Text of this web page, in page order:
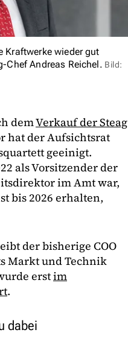
Kraftwerke wieder gut
Chef Andreas Reichel. Bild:
demVerkauf der Steag
hat der Aufsichtsrat
geeinigt.
als Vorsitzender der
im Amt war,
bis 2026 erhalten,
der bisherige COO
Markt und Technik
erstim
.
dabei